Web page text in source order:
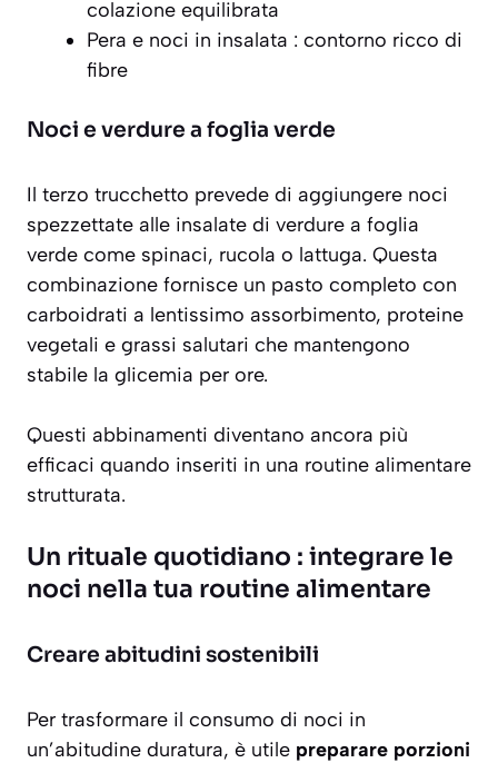
colazione equilibrata
Pera e noci in insalata : contorno ricco di
fibre
Noci e verdure a foglia verde
Il terzo trucchetto prevede di aggiungere noci
spezzettate alle insalate di verdure a foglia
verde come spinaci, rucola o lattuga. Questa
combinazione fornisce un pasto completo con
carboidrati a lentissimo assorbimento, proteine
vegetali e grassi salutari che mantengono
stabile la glicemia per ore.
Questi abbinamenti diventano ancora più
efficaci quando inseriti in una routine alimentare
strutturata.
Un rituale quotidiano : integrare le
noci nella tua routine alimentare
Creare abitudini sostenibili
Per trasformare il consumo di noci in
un’abitudine duratura, è utile preparare porzioni